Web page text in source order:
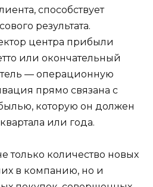
способствует
результата.
центра прибыли
или окончательный
— операционную
прямо связана с
которую он должен
или года.
только количество новых
в компанию, но и